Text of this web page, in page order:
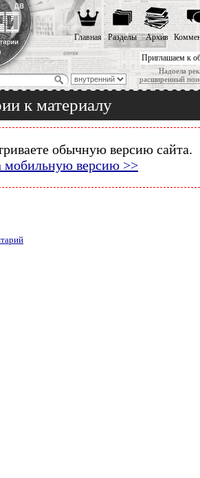
Приглашаем к
Надоела
расширенный
Главная Разделы Архив
к материалу
обычную версию сайта.
мобильную версию >>